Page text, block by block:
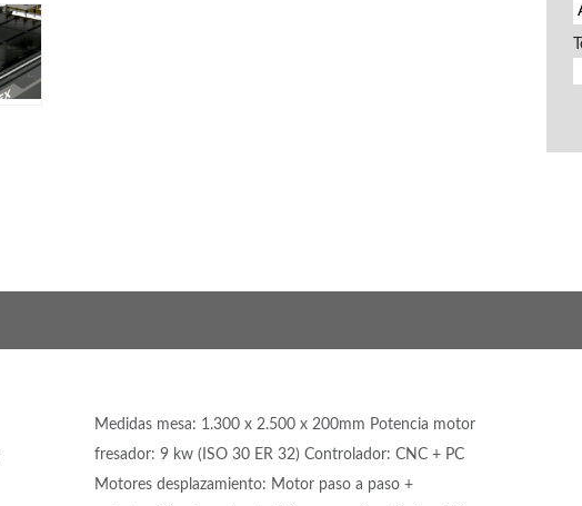
Medidas mesa: 1.300 x 2.500 x 200mm Potencia motor
fresador: 9 kw (ISO 30 ER 32) Controlador: CNC + PC
Motores desplazamiento: Motor paso a paso +